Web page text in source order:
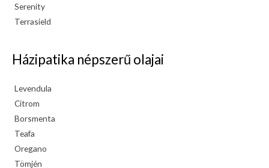
Serenity
Terrasield
Házipatika népszerű olajai
Levendula
Citrom
Borsmenta
Teafa
Oregano
Tömjén